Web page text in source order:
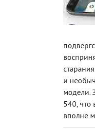
и
модели.
540, что
вполне